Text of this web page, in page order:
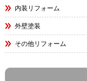
内装リフォーム
外壁塗装
その他リフォーム